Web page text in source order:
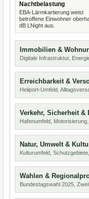
Nachtbelastung
EBA-Lärmkartierung weist
betroffene Einwohner
dB LNight aus.
Immobilien &
Digitale Infrastruktur,
Erreichbarkeit &
Heliport-Umfeld,
Verkehr, Sicherheit &
Hafenumfeld,
Natur, Umwelt &
Kulturumfeld,
Wahlen &
Bundestagswahl 2025,